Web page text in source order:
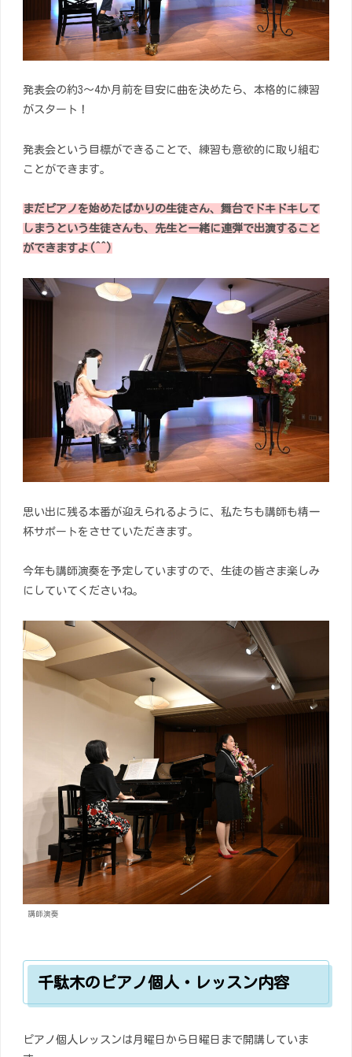
発表会の約3～4か月前を目安に曲を決めたら、本格的に練習
がスタート！
発表会という目標ができることで、練習も意欲的に取り組む
ことができます。
まだピアノを始めたばかりの生徒さん、舞台でドキドキして
しまうという生徒さんも、先生と一緒に連弾で出演すること
ができますよ(^^)
思い出に残る本番が迎えられるように、私たちも講師も精一
杯サポートをさせていただきます。
今年も講師演奏を予定していますので、生徒の皆さま楽しみ
にしていてくださいね。
講師演奏
千駄木のピアノ個人・レッスン内容
ピアノ個人レッスンは月曜日から日曜日まで開講していま